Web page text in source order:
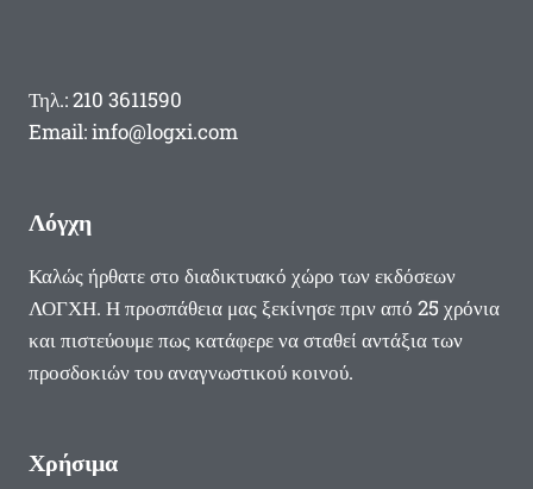
Τηλ.: 210 3611590
Email: info@logxi.com
Λόγχη
Καλώς ήρθατε στο διαδικτυακό χώρο των εκδόσεων
ΛΟΓΧΗ. Η προσπάθεια μας ξεκίνησε πριν από 25 χρόνια
και πιστεύουμε πως κατάφερε να σταθεί αντάξια των
προσδοκιών του αναγνωστικού κοινού.
Χρήσιμα